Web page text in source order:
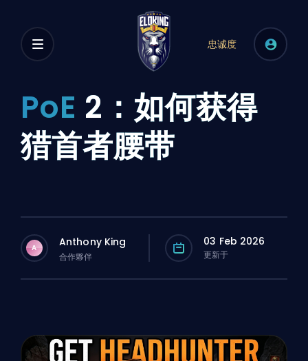
忠诚度
PoE 2：如何获得
猎首者腰带
A Anthony King
合作夥伴
03 Feb 2026
更新于